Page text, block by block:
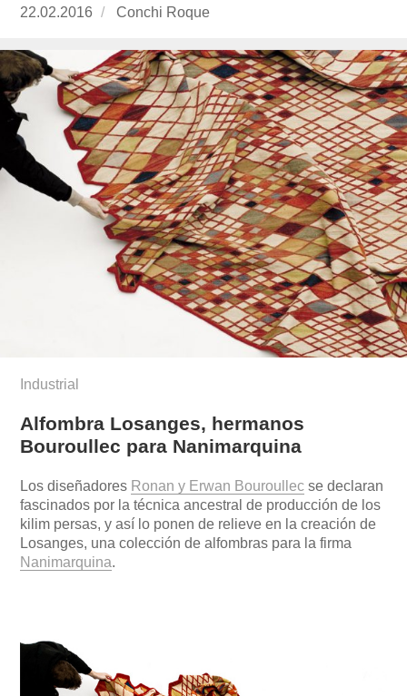
Publicado
22.02.2016
https://www.experimenta.es/author/conchi-
Conchi Roque
Industrial
Alfombra Losanges, hermanos
Bouroullec para Nanimarquina
Los diseñadores Ronan y Erwan Bouroullec se declaran
fascinados por la técnica ancestral de producción de los
kilim persas, y así lo ponen de relieve en la creación de
Losanges, una colección de alfombras para la firma
Nanimarquina.